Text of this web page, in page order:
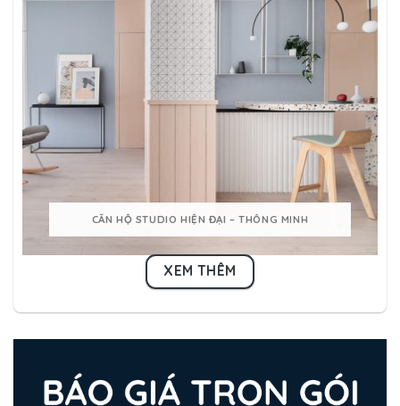
CĂN HỘ STUDIO HIỆN ĐẠI – THÔNG MINH
XEM THÊM